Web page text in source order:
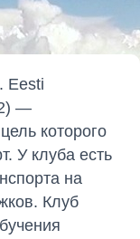
. Eesti
—
которого
У клуба есть
на
Клуб